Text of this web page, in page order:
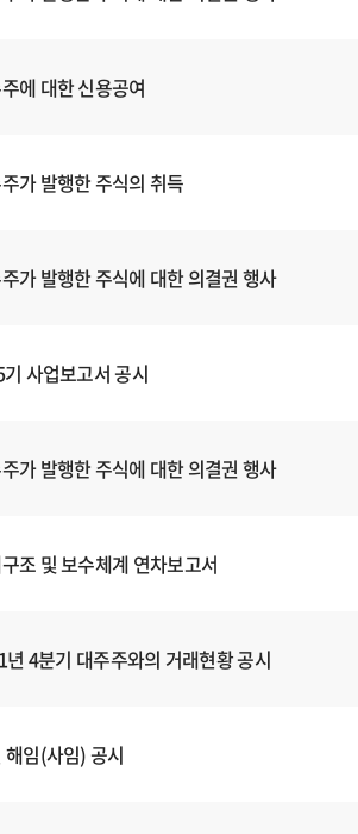
에 대한 신용공여
가 발행한 주식의 취득
가 발행한 주식에 대한 의결권 행사
사업보고서 공시
가 발행한 주식에 대한 의결권 행사
조 및 보수체계 연차보고서
4분기 대주주와의 거래현황 공시
해임(사임) 공시